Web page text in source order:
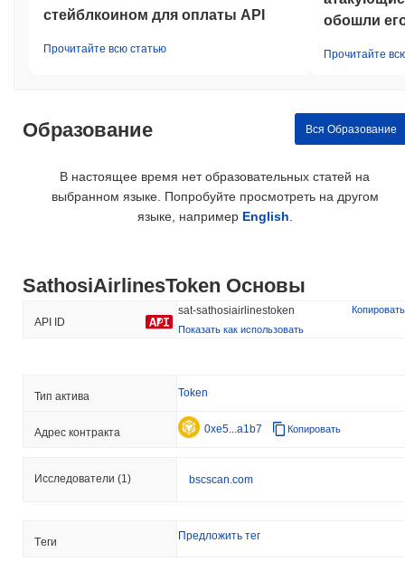
стейблкоином для оплаты API
Прочитайте всю статью
обошли
Прочитайте
Образование Вся Образование
В настоящее время нет образовательных статей на
выбранном языке. Попробуйте просмотреть на другом
языке, например English.
SathosiAirlinesToken Основы
API ID
sat-sathosiairlinestoken
Копировать
Показать как использовать
Тип актива Token
Адрес контракта 0xe5...a1b7 Копировать
Исследователи (1) bscscan.com
Tеги Предложить тег